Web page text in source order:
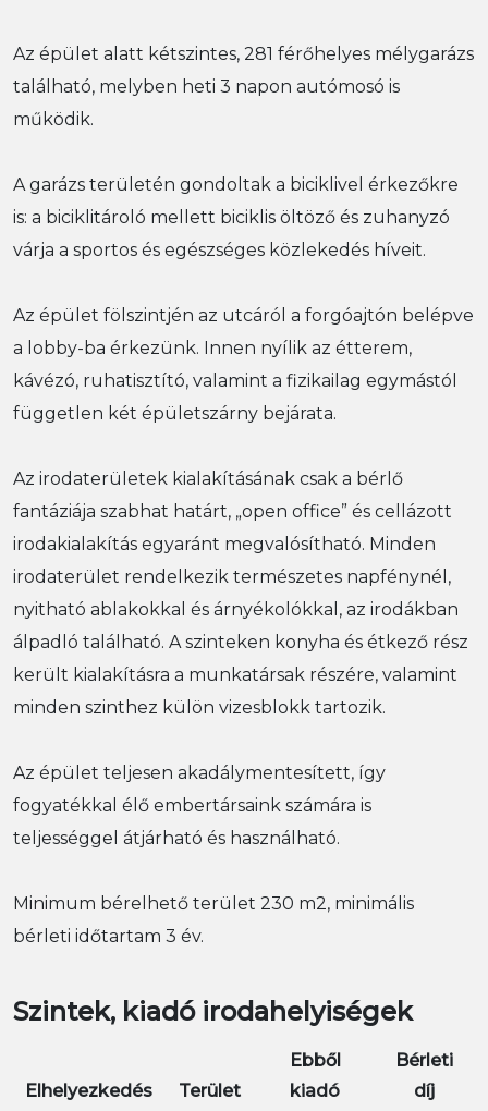
Az épület alatt kétszintes, 281 férőhelyes mélygarázs
található, melyben heti 3 napon autómosó is
működik.
A garázs területén gondoltak a biciklivel érkezőkre
is: a biciklitároló mellett biciklis öltöző és zuhanyzó
várja a sportos és egészséges közlekedés híveit.
Az épület fölszintjén az utcáról a forgóajtón belépve
a lobby-ba érkezünk. Innen nyílik az étterem,
kávézó, ruhatisztító, valamint a fizikailag egymástól
független két épületszárny bejárata.
Az irodaterületek kialakításának csak a bérlő
fantáziája szabhat határt, „open office” és cellázott
irodakialakítás egyaránt megvalósítható. Minden
irodaterület rendelkezik természetes napfénynél,
nyitható ablakokkal és árnyékolókkal, az irodákban
álpadló található. A szinteken konyha és étkező rész
került kialakításra a munkatársak részére, valamint
minden szinthez külön vizesblokk tartozik.
Az épület teljesen akadálymentesített, így
fogyatékkal élő embertársaink számára is
teljességgel átjárható és használható.
Minimum bérelhető terület 230 m2, minimális
bérleti időtartam 3 év.
Szintek, kiadó irodahelyiségek
Elhelyezkedés Terület
Ebből
kiadó
Bérleti
díj